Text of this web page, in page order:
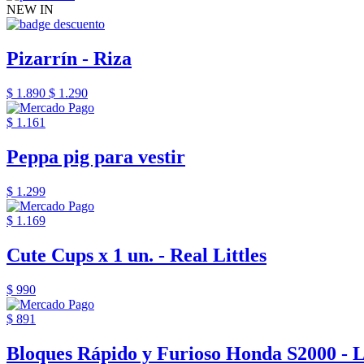
NEW IN
Pizarrín - Riza
$ 1.890 $ 1.290
$ 1.161
Peppa pig para vestir
$ 1.299
$ 1.169
Cute Cups x 1 un. - Real Littles
$ 990
$ 891
Bloques Rápido y Furioso Honda S2000 -